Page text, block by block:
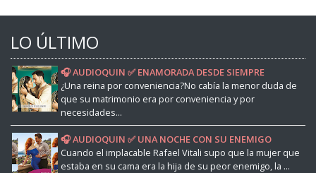
LO ÚLTIMO
🎧 AUDIOQUIN ✅ ENAMORADA DESDE SIEMPRE
¿Una reina por conveniencia?No cabía la menor duda de
que su matrimonio era por conveniencia y por
necesidades...
🎧 AUDIOQUIN ✅ UNA NOCHE CON SU ENEMIGO
Cuando el implacable Rafael Vitali supo que la mujer que
estaba en su cama era la hija de su peor enemigo, la ...